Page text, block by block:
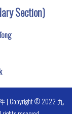
Section)
| Copyright © 2022 九